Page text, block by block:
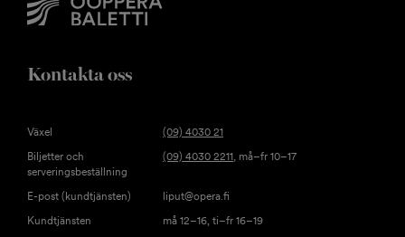
Kontakta oss
Växel
(09) 4030 21
Biljetter och
serveringsbeställning
(09) 4030 2211, må–fr 10–17
E-post (kundtjänsten)
liput@opera.fi
Kundtjänsten
må 12–16, ti–fr 16–19